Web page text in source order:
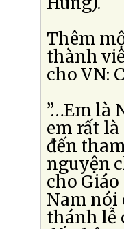
Thêm
thành
cho VN:
”…Em là
em rất
đến
nguyện
cho
Nam nói
thánh lễ